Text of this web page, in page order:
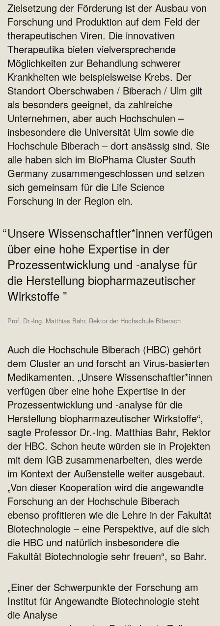
Zielsetzung der Förderung ist der Ausbau von
Forschung und Produktion auf dem Feld der
therapeutischen Viren. Die innovativen
Therapeutika bieten vielversprechende
Möglichkeiten zur Behandlung schwerer
Krankheiten wie beispielsweise Krebs. Der
Standort Oberschwaben / Biberach / Ulm gilt
als besonders geeignet, da zahlreiche
Unternehmen, aber auch Hochschulen –
insbesondere die Universität Ulm sowie die
Hochschule Biberach – dort ansässig sind. Sie
alle haben sich im BioPhama Cluster South
Germany zusammengeschlossen und setzen
sich gemeinsam für die Life Science
Forschung in der Region ein.
Unsere Wissenschaftler*innen verfügen
über eine hohe Expertise in der
Prozessentwicklung und -analyse für
die Herstellung biopharmazeutischer
Wirkstoffe
Prof. Dr.-Ing. Matthias Bahr, Rektor der Hochschule Biberach
Auch die Hochschule Biberach (HBC) gehört
dem Cluster an und forscht an Virus-basierten
Medikamenten. „Unsere Wissenschaftler*innen
verfügen über eine hohe Expertise in der
Prozessentwicklung und -analyse für die
Herstellung biopharmazeutischer Wirkstoffe“,
sagte Professor Dr.-Ing. Matthias Bahr, Rektor
der HBC. Schon heute würden sie in Projekten
mit dem IGB zusammenarbeiten, dies werde
im Kontext der Außenstelle weiter ausgebaut.
„Von dieser Kooperation wird die angewandte
Forschung an der Hochschule Biberach
ebenso profitieren wie die Lehre in der Fakultät
Biotechnologie – eine Perspektive, auf die sich
die HBC und natürlich insbesondere die
Fakultät Biotechnologie sehr freuen“, so Bahr.
„Einer der Schwerpunkte der Forschung am
Institut für Angewandte Biotechnologie steht
die Analyse